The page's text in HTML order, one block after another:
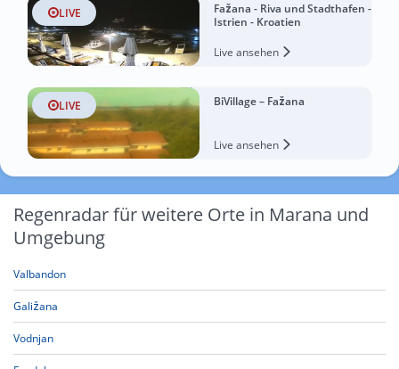
LIVE
Fažana - Riva und Stadthafen -
Istrien - Kroatien
Live ansehen
LIVE BiVillage – Fažana
Live ansehen
Regenradar für weitere Orte in Marana und
Umgebung
Valbandon
Galižana
Vodnjan